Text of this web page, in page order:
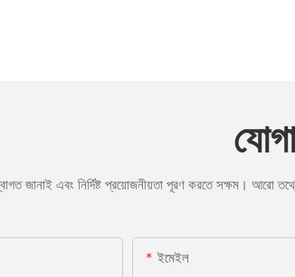
জানাই এবং নির্দিষ্ট প্রয়োজনীয়তা পূরণ করতে সক্ষম। আরো
ইমেইল